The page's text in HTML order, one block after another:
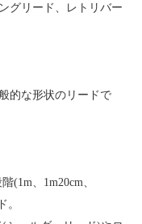
グリード、レトリバー
的な形状のリードで
(1m、1m20cm、
。